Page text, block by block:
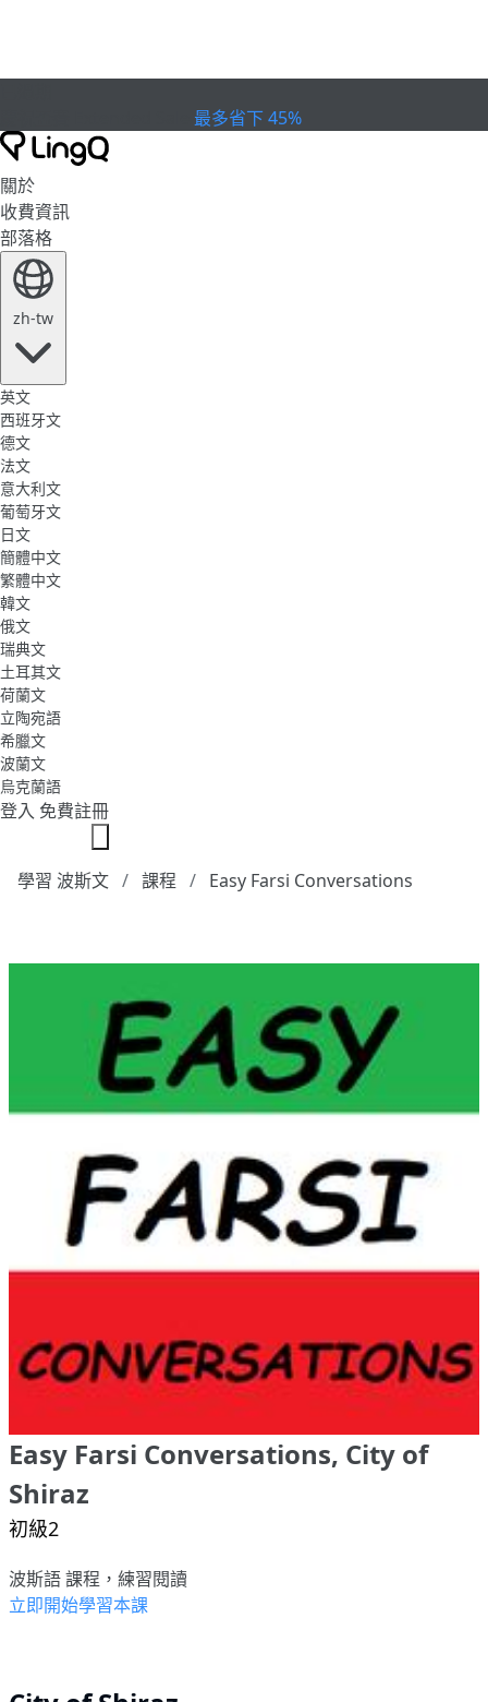
最多省下 45%
關於
收費資訊
部落格
zh-tw
英文
西班牙文
德文
法文
意大利文
葡萄牙文
日文
簡體中文
繁體中文
韓文
俄文
瑞典文
土耳其文
荷蘭文
立陶宛語
希臘文
波蘭文
烏克蘭語
登入 免費註冊
學習 波斯文 課程 Easy Farsi Conversations
Easy Farsi Conversations, City of
Shiraz
初級2
波斯語 課程，練習閱讀
立即開始學習本課